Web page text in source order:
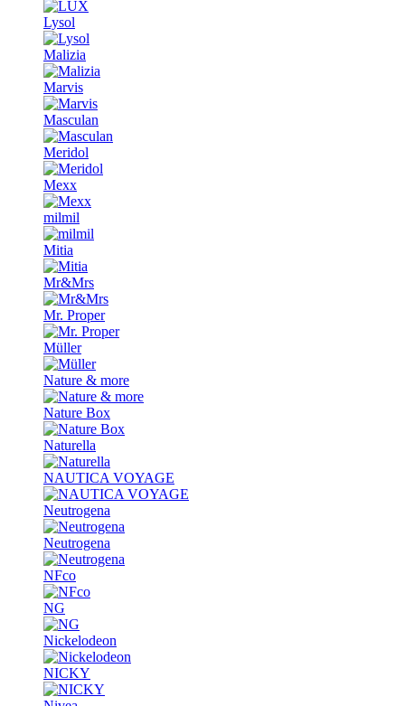
Lysol
Malizia
Marvis
Masculan
Meridol
Mexx
milmil
Mitia
Mr&Mrs
Mr. Proper
Müller
Nature & more
Nature Box
Naturella
NAUTICA VOYAGE
Neutrogena
Neutrogena
NFco
NG
Nickelodeon
NICKY